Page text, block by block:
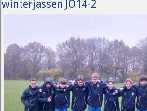
winterjassen JO14-2